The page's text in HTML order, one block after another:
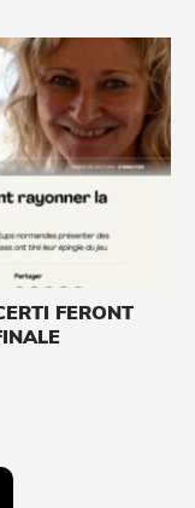
FERONT